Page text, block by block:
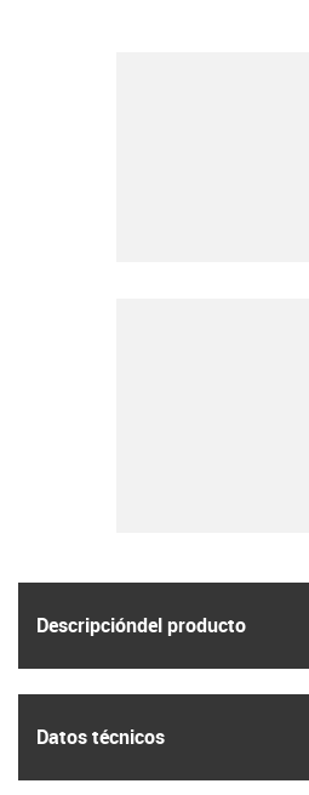
Descripción­del producto
Datos técnicos